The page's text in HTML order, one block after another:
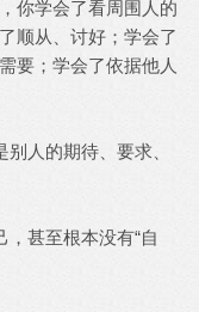
你学会了看周围人的
顺从、讨好；学会了
要；学会了依据他人
人的期待、要求、
甚至根本没有“自